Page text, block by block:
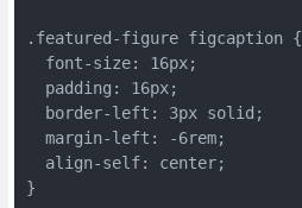
.featured-figure figcaption {
  font-size: 16px;
  padding: 16px;
  border-left: 3px solid;
  margin-left: -6rem;
  align-self: center;
}